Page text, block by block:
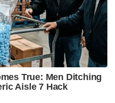
(BARC)
മോഡൽ
പ്രതിരോധ
3D
മന്ത്രാലയത്തിന്
ജനറൽ